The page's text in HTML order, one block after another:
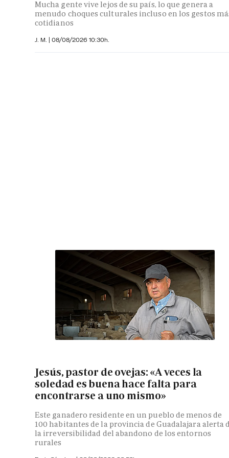
Mucha gente vive lejos de su país, lo que genera a
menudo choques culturales incluso en los gestos
cotidianos
J. M. | 08/08/2026 10:30h.
Jesús, pastor de ovejas: «A veces la
soledad es buena hace falta para
encontrarse a uno mismo»
Este ganadero residente en un pueblo de menos de
100 habitantes de la provincia de Guadalajara alerta
la irreversibilidad del abandono de los entornos
rurales